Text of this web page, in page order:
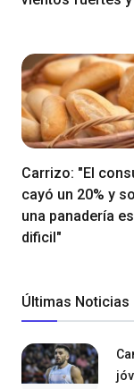
Carrizo: "El
cayó un 20% y
una panadería
dificil"
Últimas Noticias